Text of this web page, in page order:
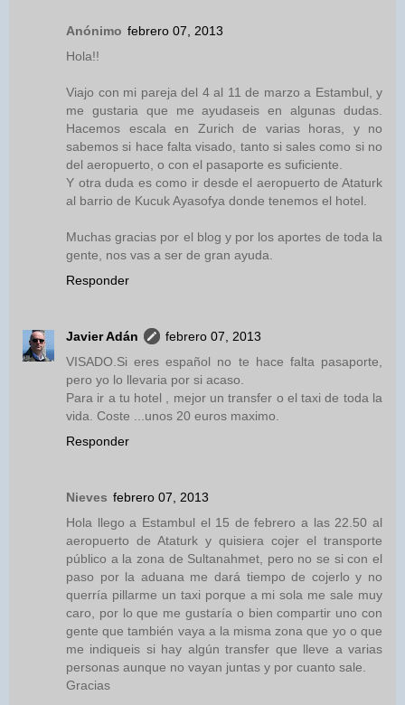
Anónimo febrero 07, 2013
Hola!!
Viajo con mi pareja del 4 al 11 de marzo a Estambul, y
me gustaria que me ayudaseis en algunas dudas.
Hacemos escala en Zurich de varias horas, y no
sabemos si hace falta visado, tanto si sales como si no
del aeropuerto, o con el pasaporte es suficiente.
Y otra duda es como ir desde el aeropuerto de Ataturk
al barrio de Kucuk Ayasofya donde tenemos el hotel.
Muchas gracias por el blog y por los aportes de toda la
gente, nos vas a ser de gran ayuda.
Responder
Javier Adán
febrero 07, 2013
VISADO.Si eres español no te hace falta pasaporte,
pero yo lo llevaria por si acaso.
Para ir a tu hotel , mejor un transfer o el taxi de toda la
vida. Coste ...unos 20 euros maximo.
Responder
Nieves febrero 07, 2013
Hola llego a Estambul el 15 de febrero a las 22.50 al
aeropuerto de Ataturk y quisiera cojer el transporte
público a la zona de Sultanahmet, pero no se si con el
paso por la aduana me dará tiempo de cojerlo y no
querría pillarme un taxi porque a mi sola me sale muy
caro, por lo que me gustaría o bien compartir uno con
gente que también vaya a la misma zona que yo o que
me indiqueis si hay algún transfer que lleve a varias
personas aunque no vayan juntas y por cuanto sale.
Gracias